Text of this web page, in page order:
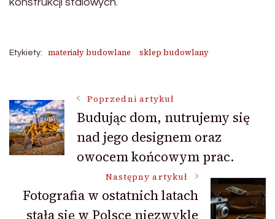
Etykiety: materiały budowlane sklep budowlany
Nawigacja
wpisu
Poprzedni artykuł
Budując dom, nutrujemy się
nad jego designem oraz
owocem końcowym prac.
Następny artykuł
Fotografia w ostatnich latach
stała się w Polsce niezwykle